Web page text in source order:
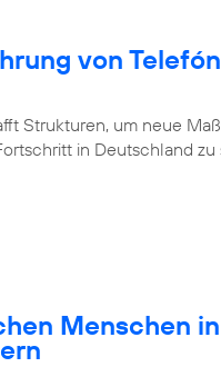
von
Strukturen, um neue
in Deutschland zu
Menschen